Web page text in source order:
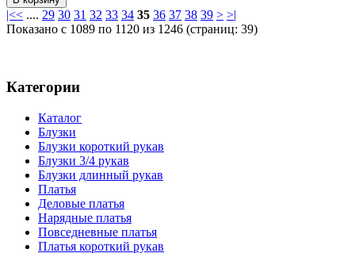
|<< .... 29 30 31 32 33 34 35 36 37 38 39 > >|
Показано с 1089 по 1120 из 1246 (страниц: 39)
Категории
Каталог
Блузки
Блузки короткий рукав
Блузки 3/4 рукав
Блузки длинный рукав
Платья
Деловые платья
Нарядные платья
Повседневные платья
Платья короткий рукав